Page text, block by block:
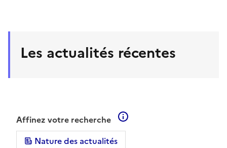
Les actualités récentes
Affinez votre recherche
Nature des actualités